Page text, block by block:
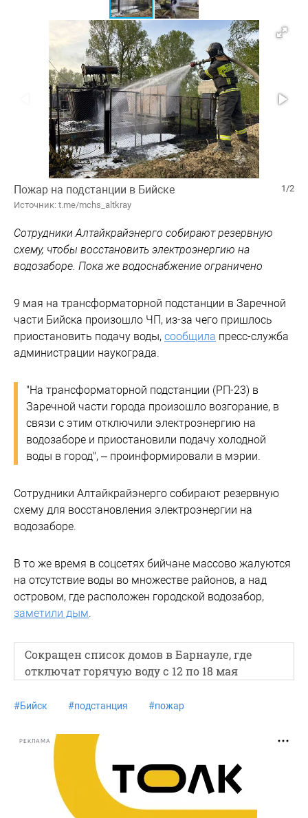
1/2
Пожар на подстанции в Бийске
Источник: t.me/mchs_altkray
Сотрудники Алтайкрайэнерго собирают резервную
схему, чтобы восстановить электроэнергию на
водозаборе. Пока же водоснабжение ограничено
9 мая на трансформаторной подстанции в Заречной
части Бийска произошло ЧП, из-за чего пришлось
приостановить подачу воды, сообщила пресс-служба
администрации наукограда.
"На трансформаторной подстанции (РП-23) в
Заречной части города произошло возгорание, в
связи с этим отключили электроэнергию на
водозаборе и приостановили подачу холодной
воды в город", – проинформировали в мэрии.
Сотрудники Алтайкрайэнерго собирают резервную
схему для восстановления электроэнергии на
водозаборе.
В то же время в соцсетях бийчане массово жалуются
на отсутствие воды во множестве районов, а над
островом, где расположен городской водозабор,
заметили дым.
Сокращен список домов в Барнауле, где
отключат горячую воду с 12 по 18 мая
#Бийск #подстанция #пожар
РЕКЛАМА